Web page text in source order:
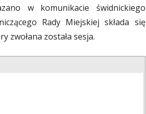
w komunikacie świdnickiego
Rady Miejskiej składa się
zwołana została sesja.